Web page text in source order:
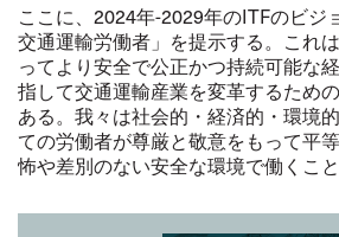
ここに、2024年-2029年のITFのビジ
交通運輸労働者」を提示する。これ
ってより安全で公正かつ持続可能な
指して交通運輸産業を変革するため
ある。我々は社会的・経済的・環境
ての労働者が尊厳と敬意をもって平
怖や差別のない安全な環境で働くこ